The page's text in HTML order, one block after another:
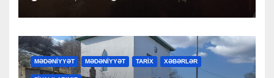
MƏDƏNİYYƏT MƏDƏNİYYƏT TARİX XƏBƏRLƏR